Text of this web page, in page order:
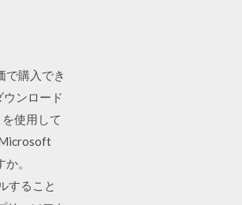
で購入でき
ンロード
使用して
Microsoft
。
すること